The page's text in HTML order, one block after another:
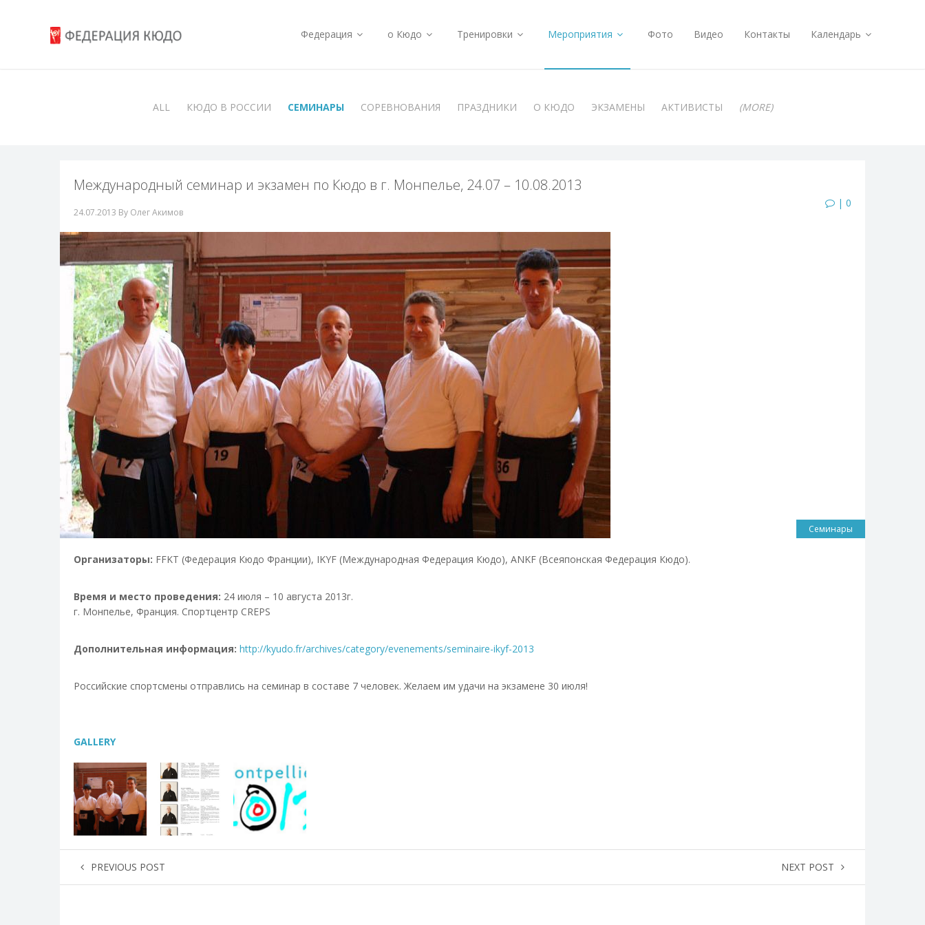
Федерация о Кюдо Тренировки Мероприятия Фото Видео Контакты Календарь
ALL КЮДО В РОССИИ СЕМИНАРЫ СОРЕВНОВАНИЯ ПРАЗДНИКИ О КЮДО ЭКЗАМЕНЫ АКТИВИСТЫ (MORE)
Международный семинар и экзамен по Кюдо в г. Монпелье, 24.07 – 10.08.2013
24.07.2013 By Олег Акимов
| 0
Семинары
Организаторы: FFKT (Федерация Кюдо Франции), IKYF (Международная Федерация Кюдо), ANKF (Всеяпонская Федерация Кюдо).
Время и место проведения: 24 июля – 10 августа 2013г.
г. Монпелье, Франция. Спортцентр CREPS
Дополнительная информация: http://kyudo.fr/archives/category/evenements/seminaire-ikyf-2013
Российские спортсмены отправлись на семинар в составе 7 человек. Желаем им удачи на экзамене 30 июля!
GALLERY
PREVIOUS POST NEXT POST